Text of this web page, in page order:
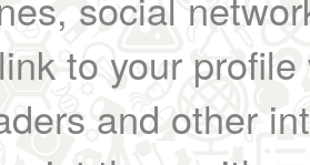
to your
and other